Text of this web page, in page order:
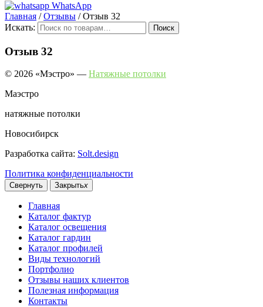
WhatsApp
Главная /Отзывы /Отзыв 32
Искать:
Поиск
Отзыв 32
© 2026 «Мэстро» — Натяжные потолки
Маэстро
натяжные потолки
Новосибирск
Разработка сайта: Solt.design
Политика конфиденциальности
Свернуть Закрытьx
Главная
Каталог фактур
Каталог освещения
Каталог гардин
Каталог профилей
Виды технологий
Портфолио
Отзывы наших клиентов
Полезная информация
Контакты